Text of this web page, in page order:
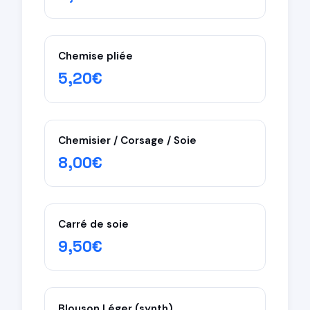
Chemise pliée
5,20€
Chemisier / Corsage / Soie
8,00€
Carré de soie
9,50€